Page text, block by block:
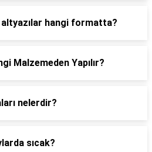
hangi formatta?
Malzemeden Yapılır?
nelerdir?
sıcak?